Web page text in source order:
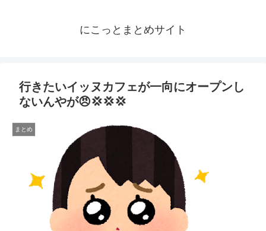
にこっとまとめサイト
行きたいイッヌカフェが一向にオープンし
ないんやが😠💢💢💢
まとめ